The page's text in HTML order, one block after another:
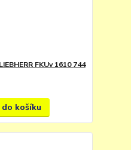
FKUv 1610 744
košíku